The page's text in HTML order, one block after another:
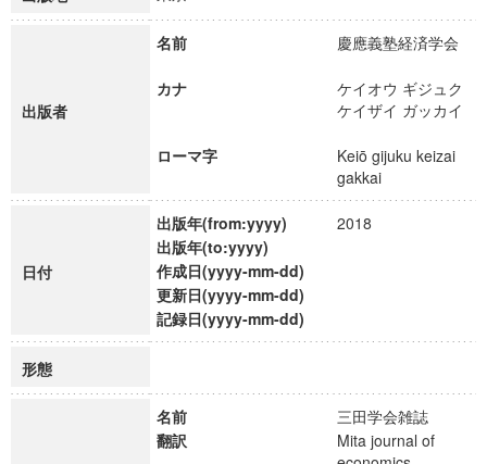
出版者
名前 慶應義塾経済学会
カナ
ケイオウ ギジュク
ケイザイ ガッカイ
ローマ字
Keiō gijuku keizai
gakkai
日付
出版年(from:yyyy)
2018
出版年(to:yyyy)
作成日(yyyy-mm-dd)
更新日(yyyy-mm-dd)
記録日(yyyy-mm-dd)
形態
名前
三田学会雑誌
翻訳
Mita journal of